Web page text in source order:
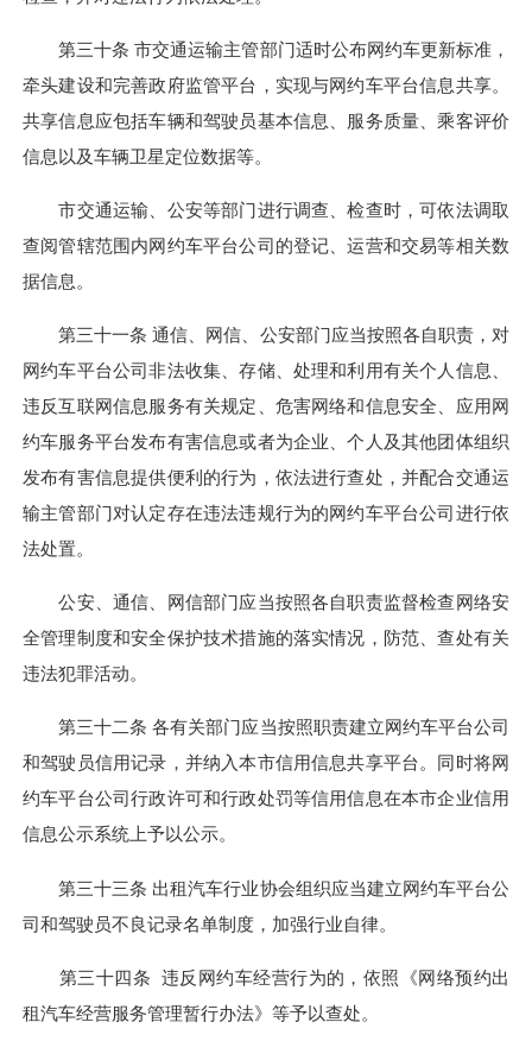
第三十条 市交通运输主管部门适时公布网约车更新标准，
牵头建设和完善政府监管平台，实现与网约车平台信息共享。
共享信息应包括车辆和驾驶员基本信息、服务质量、乘客评价
信息以及车辆卫星定位数据等。
市交通运输、公安等部门进行调查、检查时，可依法调取
查阅管辖范围内网约车平台公司的登记、运营和交易等相关数
据信息。
第三十一条 通信、网信、公安部门应当按照各自职责，对
网约车平台公司非法收集、存储、处理和利用有关个人信息、
违反互联网信息服务有关规定、危害网络和信息安全、应用网
约车服务平台发布有害信息或者为企业、个人及其他团体组织
发布有害信息提供便利的行为，依法进行查处，并配合交通运
输主管部门对认定存在违法违规行为的网约车平台公司进行依
法处置。
公安、通信、网信部门应当按照各自职责监督检查网络安
全管理制度和安全保护技术措施的落实情况，防范、查处有关
违法犯罪活动。
第三十二条 各有关部门应当按照职责建立网约车平台公司
和驾驶员信用记录，并纳入本市信用信息共享平台。同时将网
约车平台公司行政许可和行政处罚等信用信息在本市企业信用
信息公示系统上予以公示。
第三十三条 出租汽车行业协会组织应当建立网约车平台公
司和驾驶员不良记录名单制度，加强行业自律。
第三十四条 违反网约车经营行为的，依照《网络预约出
租汽车经营服务管理暂行办法》等予以查处。